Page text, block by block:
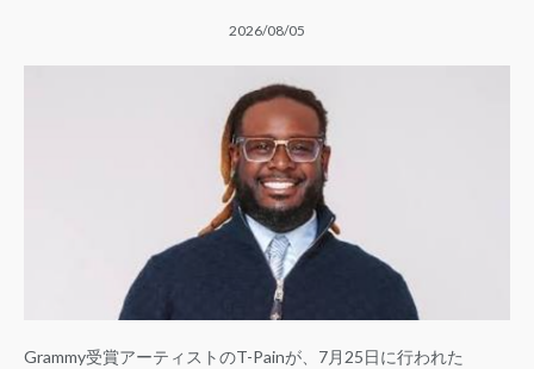
2026/08/05
Grammy受賞アーティストのT-Painが、7月25日に行われた